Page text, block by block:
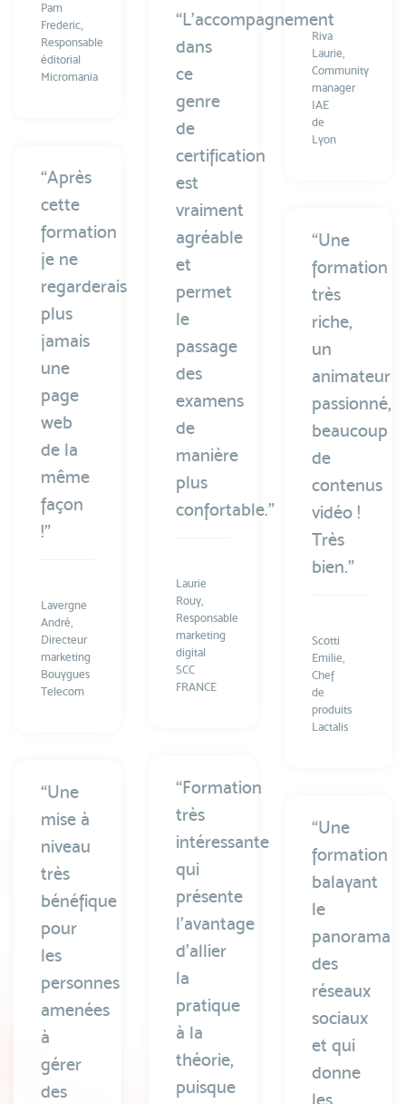
Riva
Laurie,
Community
manager
IAE
de
Lyon
Pam
Frederic,
Responsable
éditorial
Micromania
“L’accompagnement
dans
ce
genre
de
certification
est
vraiment
agréable
et
permet
le
passage
des
examens
de
manière
plus
confortable.”
Laurie
Rouy,
Responsable
marketing
digital
SCC
FRANCE
“Après
cette
formation
je ne
regarderais
plus
jamais
une
page
web
de la
même
façon
!”
Lavergne
André,
Directeur
marketing
Bouygues
Telecom
“Une
formation
très
riche,
un
animateur
passionné,
beaucoup
de
contenus
vidéo !
Très
bien.”
Scotti
Emilie,
Chef
de
produits
Lactalis
“Formation
très
intéressante
qui
présente
l’avantage
d’allier
la
pratique
à la
théorie,
puisque
“Une
mise à
niveau
très
bénéfique
pour
les
personnes
amenées
à
gérer
des
“Une
formation
balayant
le
panorama
des
réseaux
sociaux
et qui
donne
les